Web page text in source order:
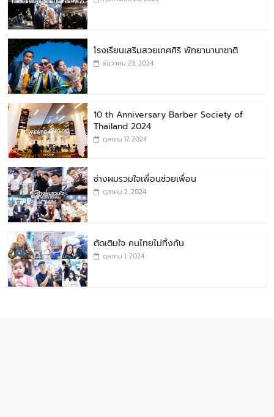
โรงเรียนเสริมสวยเกศศิริ พัทยานานาชาติ
ธันวาคม 23, 2024
10 th Anniversary Barber Society of
Thailand 2024
ตุลาคม 17, 2024
ช่างผมรวมใจเพื่อนช่วยเพื่อน
ตุลาคม 2, 2024
ตัดเติมใจ คนไทยไม่ทิ้งกัน
ตุลาคม 1, 2024